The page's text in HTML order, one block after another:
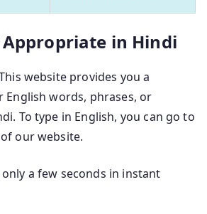
in Hindi
website provides you a
words, phrases, or
To type in English, you can go to
our website.
a few seconds in instant